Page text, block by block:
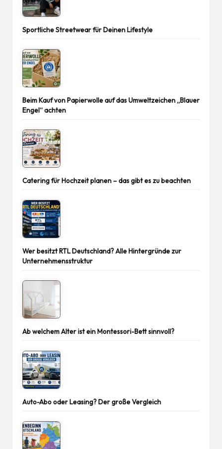
Sportliche Streetwear für Deinen Lifestyle
Beim Kauf von Papierwolle auf das Umweltzeichen „Blauer
Engel“ achten
Catering für Hochzeit planen – das gibt es zu beachten
Wer besitzt RTL Deutschland? Alle Hintergründe zur
Unternehmensstruktur
Ab welchem Alter ist ein Montessori-Bett sinnvoll?
Auto-Abo oder Leasing? Der große Vergleich